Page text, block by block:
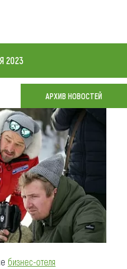
2023
АРХИВ НОВОСТЕЙ
бизнес-отеля